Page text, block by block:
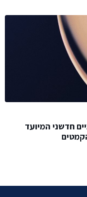
חדשני המיועד